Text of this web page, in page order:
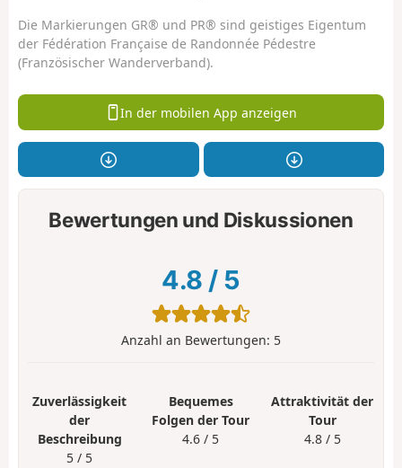
Die Markierungen GR® und PR® sind geistiges Eigentum
der Fédération Française de Randonnée Pédestre
(Französischer Wanderverband).
In der mobilen App anzeigen
Bewertungen und Diskussionen
4.8 / 5
Anzahl an Bewertungen: 5
Zuverlässigkeit
der
Beschreibung
5 / 5
Bequemes
Folgen der Tour
4.6 / 5
Attraktivität der
Tour
4.8 / 5